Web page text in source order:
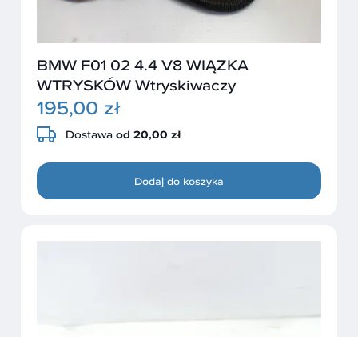
BMW F01 02 4.4 V8 WIĄZKA
WTRYSKÓW Wtryskiwaczy
195,00 zł
Dostawa od 20,00 zł
Dodaj do koszyka